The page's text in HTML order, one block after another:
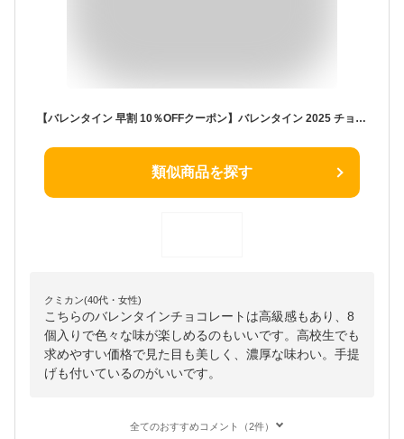
【バレンタイン 早割 10％OFFクーポン】バレンタイン 2025 チョコ 人気 おしゃれ 高級 かわいい ギフト バレンタインデー プレゼント パティスリー キハチ スイーツ プチギフト お届け日指定可 ボンボンショコラ 8個入
類似商品を探す
クミカン(40代・女性)
こちらのバレンタインチョコレートは高級感もあり、8
個入りで色々な味が楽しめるのもいいです。高校生でも
求めやすい価格で見た目も美しく、濃厚な味わい。手提
げも付いているのがいいです。
全てのおすすめコメント（2件）